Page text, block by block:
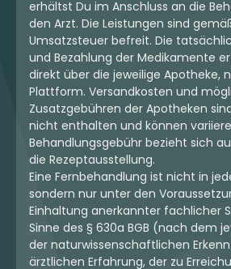
erhältst Du im Anschluss an die
den Arzt. Die Leistungen sind
Umsatzsteuer befreit. Die
und Bezahlung der Medikamente
direkt über die jeweilige Apotheke,
Plattform. Versandkosten und
Zusatzgebühren der Apotheken
nicht enthalten und können
Behandlungsgebühr bezieht sich
die Rezeptausstellung.
Eine Fernbehandlung ist nicht in
sondern nur unter den
Einhaltung anerkannter fachlicher
Sinne des § 630a BGB (nach dem
der naturwissenschaftlichen
ärztlichen Erfahrung, der zu